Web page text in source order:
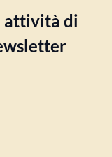
attività di